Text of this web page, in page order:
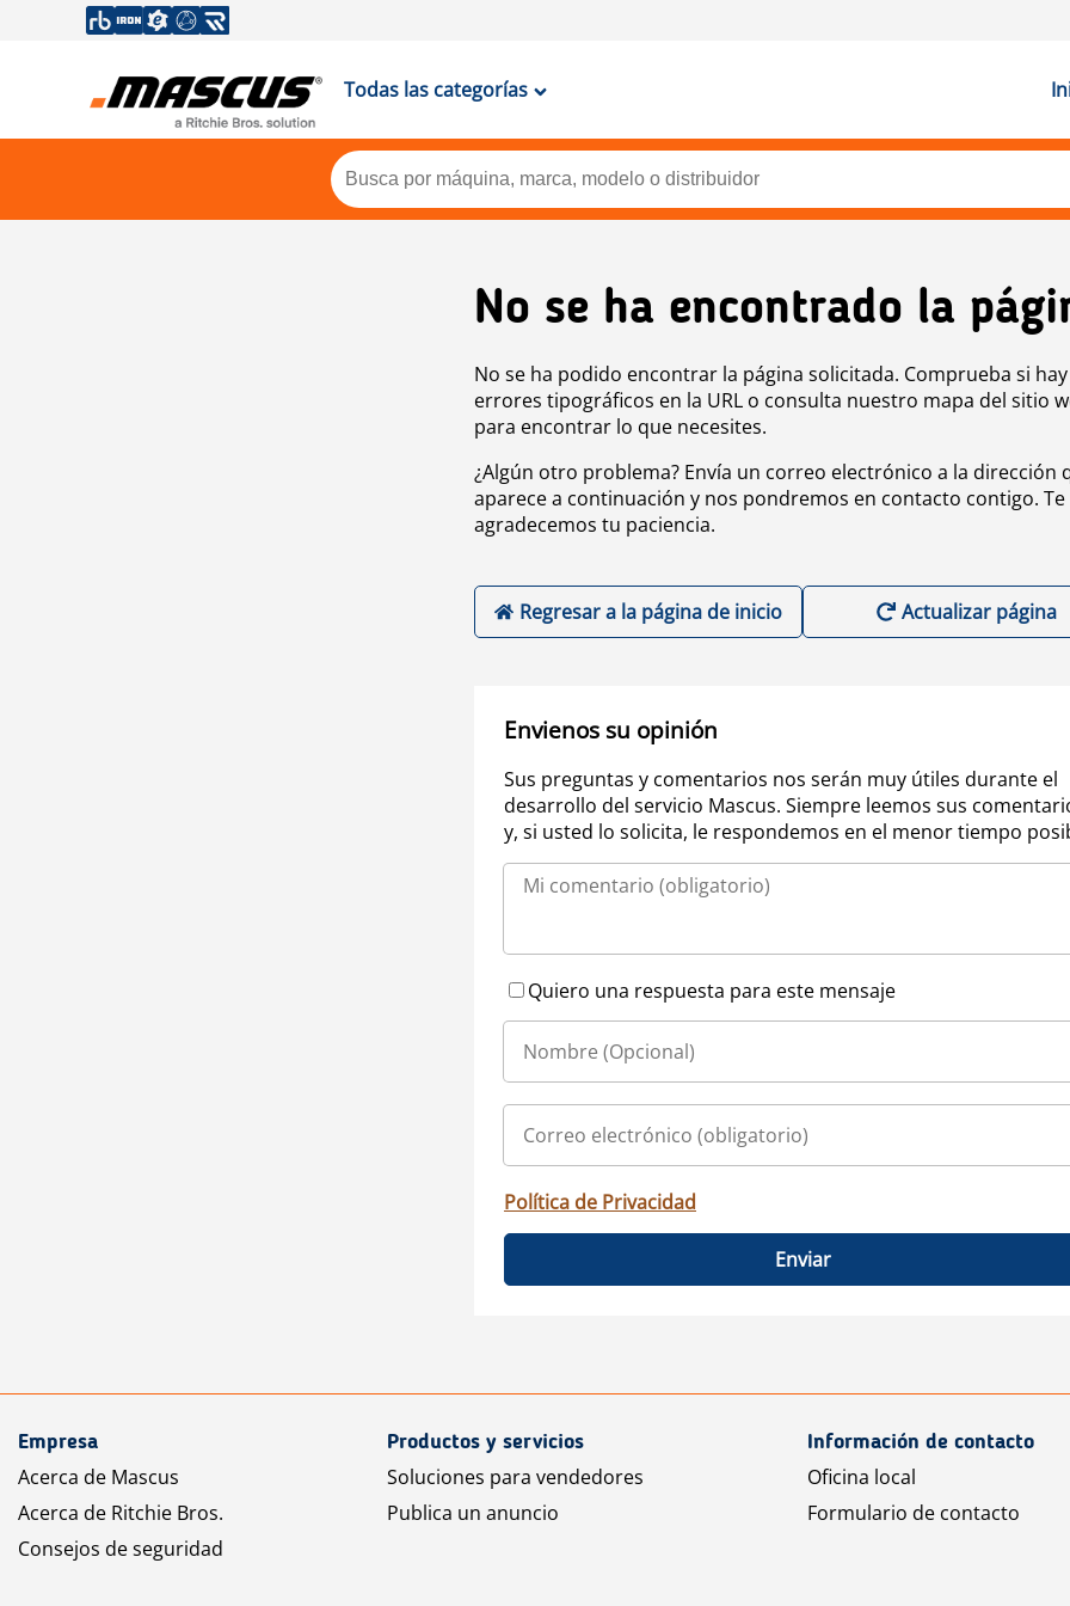
Todas las categorías
No se ha encontrado la
No se ha podido encontrar la página solicitada. Comprueba si hay
errores tipográficos en la URL o consulta nuestro mapa del sitio
para encontrar lo que necesites.
¿Algún otro problema? Envía un correo electrónico a la dirección
aparece a continuación y nos pondremos en contacto contigo. Te
agradecemos tu paciencia.
Regresar a la página de inicio Actualizar página
Envienos su opinión
Sus preguntas y comentarios nos serán muy útiles durante el
desarrollo del servicio Mascus. Siempre leemos sus
y, si usted lo solicita, le respondemos en el menor tiempo
Quiero una respuesta para este mensaje
Política de Privacidad
Enviar
Empresa
Acerca de Mascus
Acerca de Ritchie Bros.
Consejos de seguridad
Productos y servicios
Soluciones para vendedores
Publica un anuncio
Información de contacto
Oficina local
Formulario de contacto